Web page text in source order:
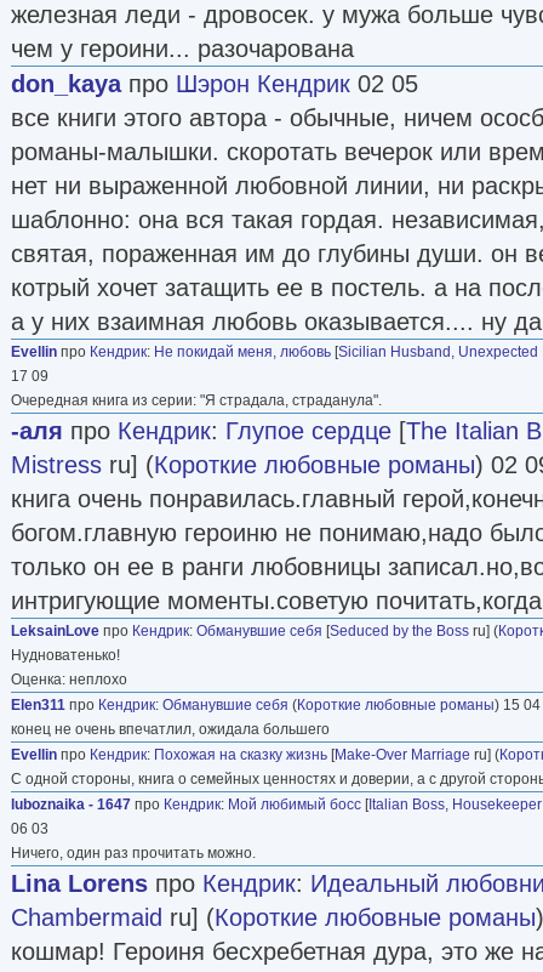
железная леди - дровосек. у мужа больше
чем у героини... разочарована
don_kayaпро Шэрон Кендрик 02 05
все книги этого автора - обычные, ничем
романы-малышки. скоротать вечерок или
нет ни выраженной любовной линии, ни
шаблонно: она вся такая гордая.
святая, пораженная им до глубины души. он
котрый хочет затащить ее в постель. а на
а у них взаимная любовь оказывается.... ну
Evellin про Кендрик: Не покидай меня, любовь [Sicilian Husband, Unexpected
17 09
Очередная книга из серии: "Я страдала, страданула".
-аля про Кендрик: Глупое сердце [The Italian
Mistress ru] (Короткие любовные романы) 02
книга очень понравилась.главный
богом.главную героиню не понимаю,надо
только он ее в ранги любовницы
интригующие моменты.советую
LeksainLove про Кендрик: Обманувшие себя [Seduced by the Boss ru] (
Нудноватенько!
Оценка: неплохо
Elen311 про Кендрик: Обманувшие себя (Короткие любовные романы) 15 04
конец не очень впечатлил, ожидала большего
Evellin про Кендрик: Похожая на сказку жизнь [Make-Over Marriage ru] (
С одной стороны, книга о семейных ценностях и доверии, а с другой
luboznaika - 1647 про Кендрик: Мой любимый босс [Italian Boss,
06 03
Ничего, один раз прочитать можно.
Lina Lorens про Кендрик: Идеальный
Chambermaid ru] (Короткие любовные романы
кошмар! Героиня бесхребетная дура, это же